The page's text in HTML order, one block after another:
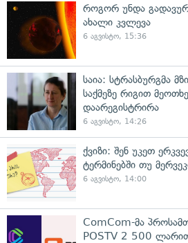
როგორ უნდა
ახალი კვლევა
6 აგვისტო, 15:36
საია: სტრასბურგმა
საქმეზე რიგით
დაარეგისტრირა
6 აგვისტო, 14:26
ქვიზი: შენ უკეთ
ტერმინებში თუ
6 აგვისტო, 14:00
ComCom-მა
POSTV 2 500